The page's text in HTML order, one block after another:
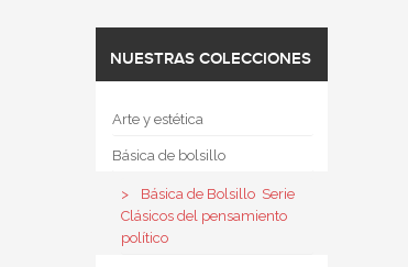
NUESTRAS COLECCIONES
Arte y estética
Básica de bolsillo
Básica de Bolsillo  Serie
Clásicos del pensamiento
político